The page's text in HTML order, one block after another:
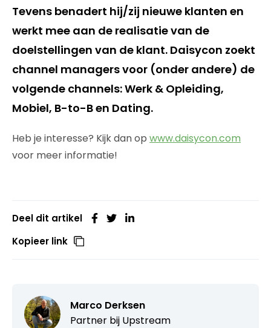
Tevens benadert hij/zij nieuwe klanten en
werkt mee aan de realisatie van de
doelstellingen van de klant. Daisycon zoekt
channel managers voor (onder andere) de
volgende channels: Werk & Opleiding,
Mobiel, B-to-B en Dating.
Heb je interesse? Kijk dan op www.daisycon.com
voor meer informatie!
Deel dit artikel
Kopieer link
Marco Derksen
Partner bij Upstream